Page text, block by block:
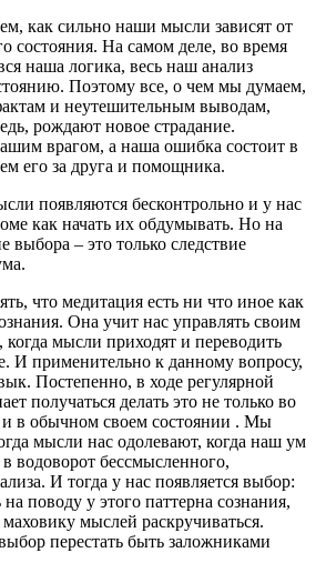
как сильно наши мысли зависят от
состояния. На самом деле, во время
наша логика, весь наш анализ
Поэтому все, о чем мы думаем,
и неутешительным выводам,
рождают новое страдание.
врагом, а наша ошибка состоит в
его за друга и помощника.
появляются бесконтрольно и у нас
как начать их обдумывать. Но на
выбора – это только следствие
что медитация есть ни что иное как
Она учит нас управлять своим
мысли приходят и переводить
И применительно к данному вопросу,
Постепенно, в ходе регулярной
получаться делать это не только во
в обычном своем состоянии . Мы
мысли нас одолевают, когда наш ум
в водоворот бессмысленного,
И тогда у нас появляется выбор:
поводу у этого паттерна сознания,
мыслей раскручиваться.
перестать быть заложниками